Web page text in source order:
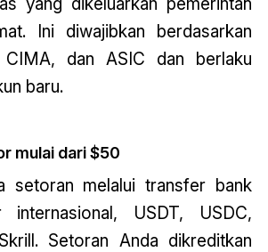
Ini diwajibkan berdasarkan
CIMA, dan ASIC dan berlaku
baru.
mulai dari $50
setoran melalui transfer bank
internasional, USDT, USDC,
Setoran Anda dikreditkan